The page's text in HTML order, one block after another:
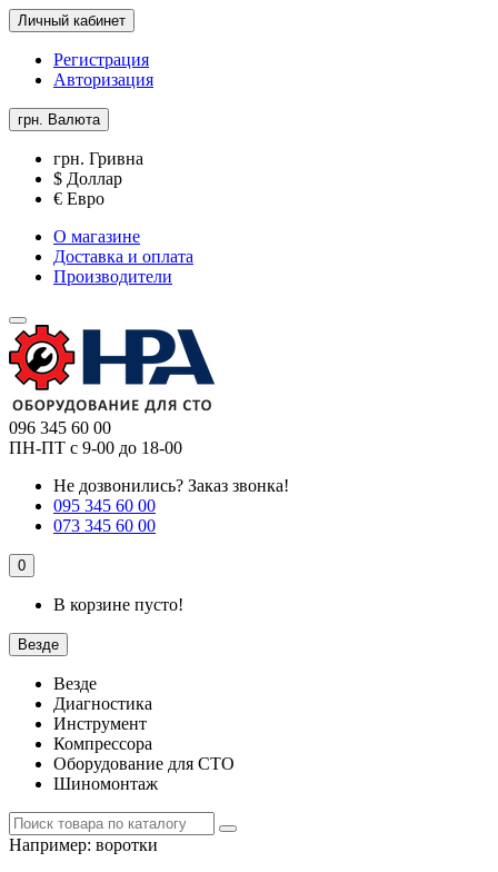
Личный кабинет
Регистрация
Авторизация
грн. Валюта
грн. Гривна
$ Доллар
€ Евро
О магазине
Доставка и оплата
Производители
096 345 60 00
ПН-ПТ с 9-00 до 18-00
Не дозвонились? Заказ звонка!
095 345 60 00
073 345 60 00
0
В корзине пусто!
Везде
Везде
Диагностика
Инструмент
Компрессора
Оборудование для СТО
Шиномонтаж
Например: воротки